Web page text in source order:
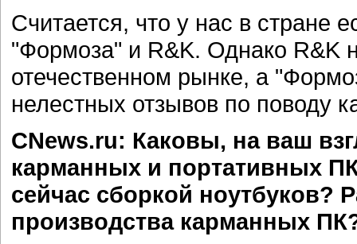
Считается, что у нас в стране
"Формоза" и R&K. Однако R&K
отечественном рынке, а
нелестных отзывов по поводу
CNews.ru: Каковы, на ваш
карманных и портативных
сейчас сборкой ноутбуков?
производства карманных